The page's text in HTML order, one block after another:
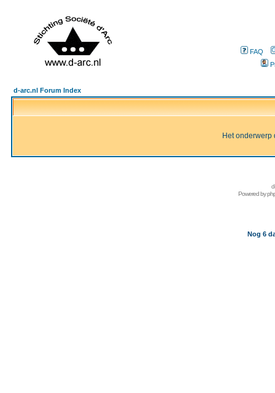
FAQ
d-arc.nl Forum Index
Het onderwerp
Powered by
Nog 6